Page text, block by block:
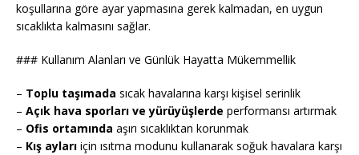
koşullarına göre ayar yapmasına gerek kalmadan, en uygun
sıcaklıkta kalmasını sağlar.
### Kullanım Alanları ve Günlük Hayatta Mükemmellik
– Toplu taşımada sıcak havalarına karşı kişisel serinlik
– Açık hava sporları ve yürüyüşlerde performansı artırmak
– Ofis ortamında aşırı sıcaklıktan korunmak
– Kış ayları için ısıtma modunu kullanarak soğuk havalara karşı